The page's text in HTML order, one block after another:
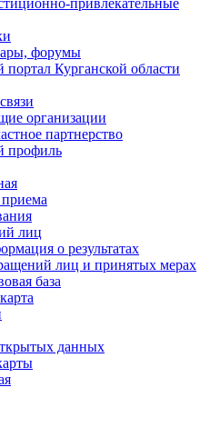
привлекательные
форумы
Курганской области
организации
партнерство
профиль
лиц
о результатах
лиц и принятых мерах
база
данных